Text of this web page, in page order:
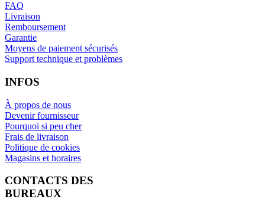
FAQ
Livraison
Remboursement
Garantie
Moyens de paiement sécurisés
Support technique et problèmes
INFOS
À propos de nous
Devenir fournisseur
Pourquoi si peu cher
Frais de livraison
Politique de cookies
Magasins et horaires
CONTACTS DES
BUREAUX